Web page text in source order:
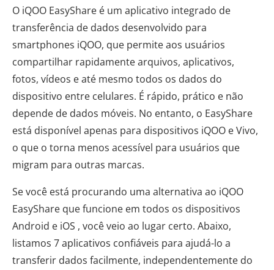
O iQOO EasyShare é um aplicativo integrado de
transferência de dados desenvolvido para
smartphones iQOO, que permite aos usuários
compartilhar rapidamente arquivos, aplicativos,
fotos, vídeos e até mesmo todos os dados do
dispositivo entre celulares. É rápido, prático e não
depende de dados móveis. No entanto, o EasyShare
está disponível apenas para dispositivos iQOO e Vivo,
o que o torna menos acessível para usuários que
migram para outras marcas.
Se você está procurando uma alternativa ao iQOO
EasyShare que funcione em todos os dispositivos
Android e iOS , você veio ao lugar certo. Abaixo,
listamos 7 aplicativos confiáveis ​​para ajudá-lo a
transferir dados facilmente, independentemente do